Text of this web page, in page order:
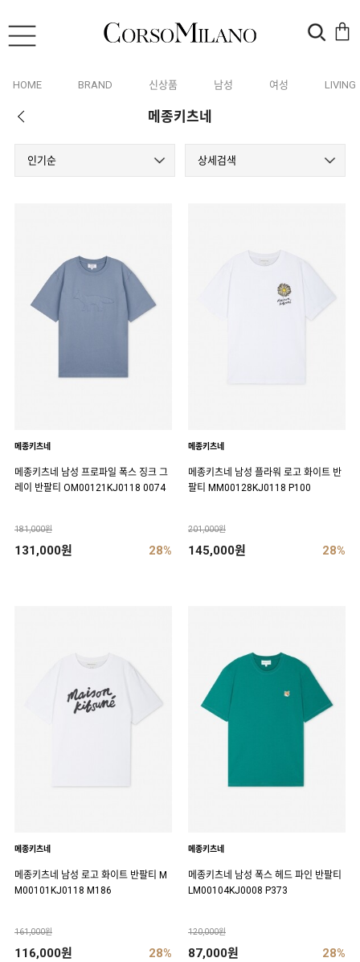
HOME BRAND 신상품 남성 여성 LIVING
메종키츠네
인기순 상세검색
메종키츠네
메종키츠네 남성 프로파일 폭스 징크 그
레이 반팔티 OM00121KJ0118 0074
181,000원
131,000원 28%
메종키츠네
메종키츠네 남성 플라워 로고 화이트 반
팔티 MM00128KJ0118 P100
201,000원
145,000원 28%
메종키츠네
메종키츠네 남성 로고 화이트 반팔티 M
M00101KJ0118 M186
161,000원
116,000원 28%
메종키츠네
메종키츠네 남성 폭스 헤드 파인 반팔티
LM00104KJ0008 P373
120,000원
87,000원 28%